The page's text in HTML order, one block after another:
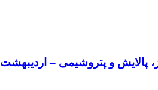
و پتروشیمی – اردیبهشت ۱۴۰۴